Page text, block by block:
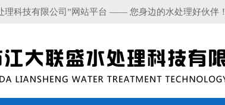
理科技有限公司”网站平台 —— 您身边的水处理好伙伴！